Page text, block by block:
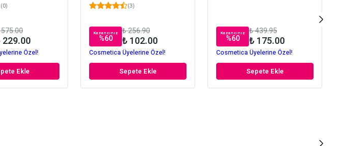
(0)
229.00
Özel!
Ekle
(3)
Kazancınız
%60
₺ 256.90
₺ 102.00
Cosmetica Üyelerine Özel!
Sepete Ekle
Kazancınız
%60
₺ 439.95
₺ 175.00
Cosmetica Üyelerine Özel!
Sepete Ekle